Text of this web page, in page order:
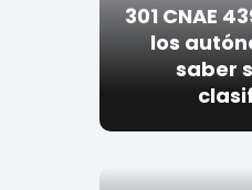
301 CNAE
los
saber